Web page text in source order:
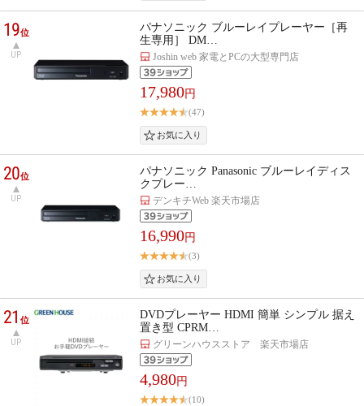
19位
UP
パナソニック ブルーレイプレーヤー［再
生専用］ DM…
Joshin web 家電とPCの大型専門店
17,980円
(47)
20位
UP
パナソニック Panasonic ブルーレイディス
クプレー…
デンキチWeb 楽天市場店
16,990円
(3)
21位
UP
DVDプレーヤー HDMI 簡単 シンプル 据え
置き型 CPRM…
グリーンハウスストア 楽天市場店
4,980円
(10)